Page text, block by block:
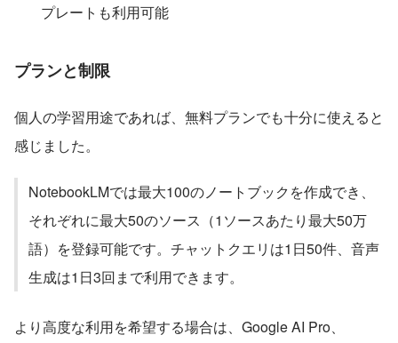
プレートも利用可能
プランと制限
個人の学習用途であれば、無料プランでも十分に使えると
感じました。
NotebookLMでは最大100のノートブックを作成でき、
それぞれに最大50のソース（1ソースあたり最大50万
語）を登録可能です。チャットクエリは1日50件、音声
生成は1日3回まで利用できます。
より高度な利用を希望する場合は、Google AI Pro、